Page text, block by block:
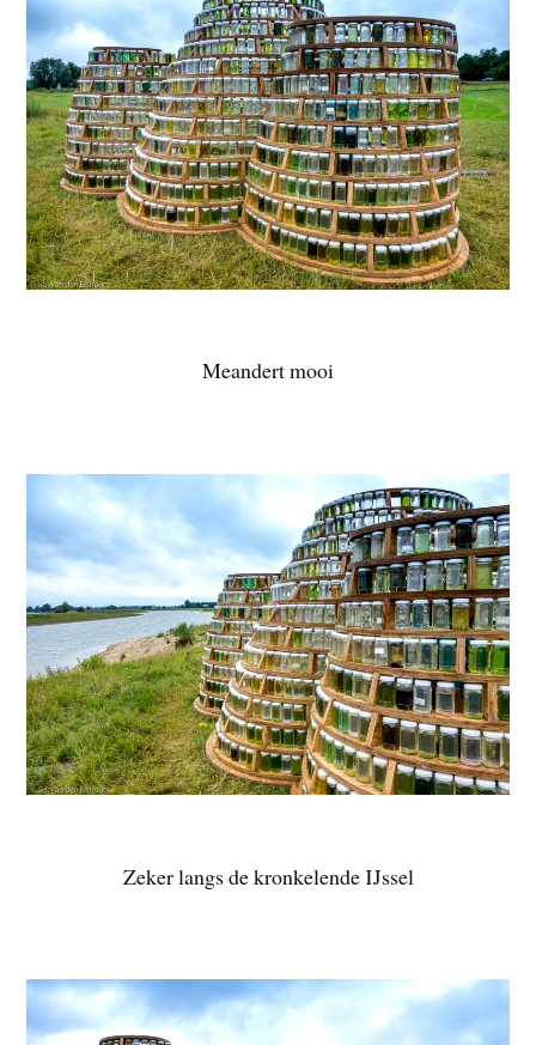
Meandert mooi
Zeker langs de kronkelende IJssel